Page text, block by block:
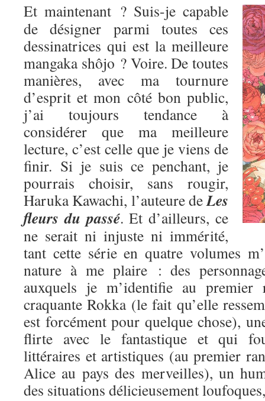
Et maintenant ? Suis-je capable
de désigner parmi toutes ces
dessinatrices qui est la meilleure
mangaka shôjo ? Voire. De toutes
manières, avec ma tournure
d’esprit et mon côté bon public,
j’ai toujours tendance à
considérer que ma meilleure
lecture, c’est celle que je viens de
finir. Si je suis ce penchant, je
pourrais choisir, sans rougir,
Haruka Kawachi, l’auteure deLes
fleurs du passé. Et d’ailleurs, ce
ne serait ni injuste ni immérité,
tant cette série en quatre volumes
nature à me plaire : des
auxquels je m’identifie au premier
craquante Rokka (le fait qu’elle
est forcément pour quelque chose),
flirte avec le fantastique et qui
littéraires et artistiques (au premier
Alice au pays des merveilles), un
des situations délicieusement